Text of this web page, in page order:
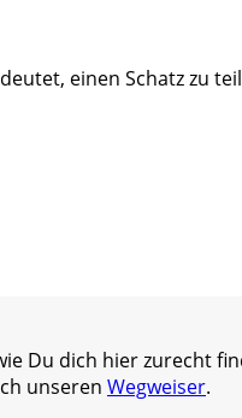
einen Schatz zu
Du dich hier zurecht
unseren Wegweiser.